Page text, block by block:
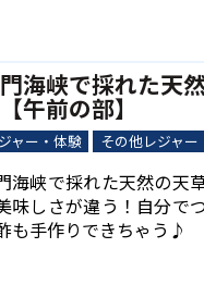
海峡で採れた天
午前の部】
ャー・体験 その他レジャー
海峡で採れた天然の天
味しさが違う！自分で
も手作りできちゃう♪